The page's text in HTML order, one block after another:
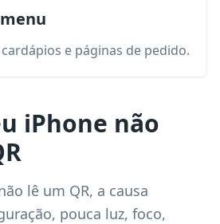
e páginas de pedido.
iPhone não
lê um QR, a causa
pouca luz, foco,